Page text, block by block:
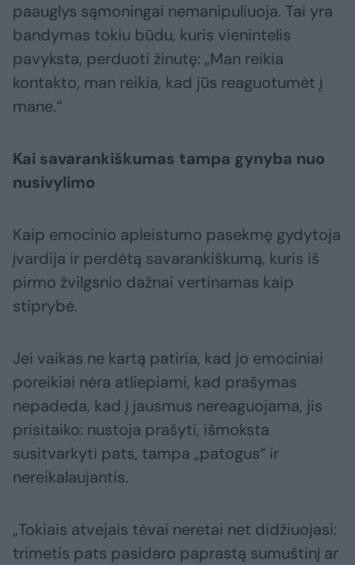
paauglys sąmoningai nemanipuliuoja. Tai yra
bandymas tokiu būdu, kuris vienintelis
pavyksta, perduoti žinutę: „Man reikia
kontakto, man reikia, kad jūs reaguotumėt į
mane.“
Kai savarankiškumas tampa gynyba nuo
nusivylimo
Kaip emocinio apleistumo pasekmę gydytoja
įvardija ir perdėtą savarankiškumą, kuris iš
pirmo žvilgsnio dažnai vertinamas kaip
stiprybė.
Jei vaikas ne kartą patiria, kad jo emociniai
poreikiai nėra atliepiami, kad prašymas
nepadeda, kad į jausmus nereaguojama, jis
prisitaiko: nustoja prašyti, išmoksta
susitvarkyti pats, tampa „patogus“ ir
nereikalaujantis.
„Tokiais atvejais tėvai neretai net didžiuojasi:
trimetis pats pasidaro paprastą sumuštinį ar